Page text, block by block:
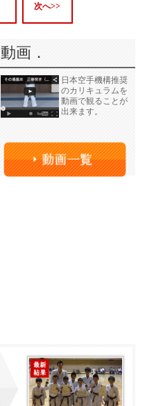
次へ>>
動画．
日本空手機構推奨
のカリキュラムを
動画で観ることが
出来ます。